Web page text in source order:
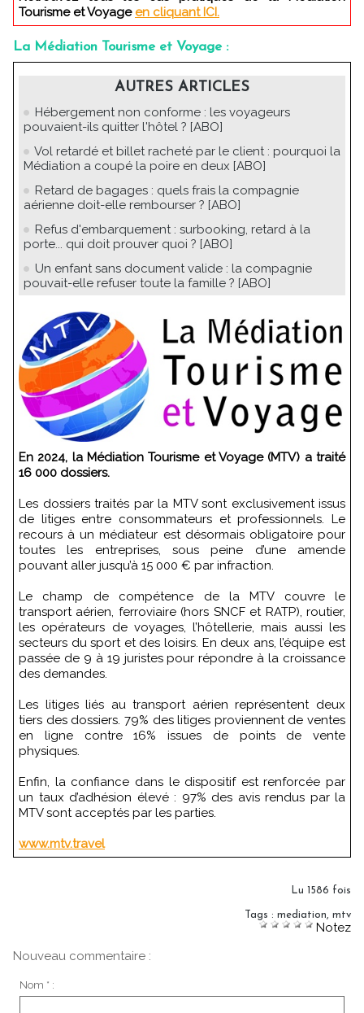
Tourisme et Voyage en cliquant ICI.
La Médiation Tourisme et Voyage :
AUTRES ARTICLES
Hébergement non conforme : les voyageurs
pouvaient-ils quitter l'hôtel ? [ABO]
Vol retardé et billet racheté par le client : pourquoi la
Médiation a coupé la poire en deux [ABO]
Retard de bagages : quels frais la compagnie
aérienne doit-elle rembourser ? [ABO]
Refus d'embarquement : surbooking, retard à la
porte... qui doit prouver quoi ? [ABO]
Un enfant sans document valide : la compagnie
pouvait-elle refuser toute la famille ? [ABO]
En 2024, la Médiation Tourisme et Voyage (MTV) a traité
16 000 dossiers.
Les dossiers traités par la MTV sont exclusivement issus
de litiges entre consommateurs et professionnels. Le
recours à un médiateur est désormais obligatoire pour
toutes les entreprises, sous peine d’une amende
pouvant aller jusqu’à 15 000 € par infraction.
Le champ de compétence de la MTV couvre le
transport aérien, ferroviaire (hors SNCF et RATP), routier,
les opérateurs de voyages, l’hôtellerie, mais aussi les
secteurs du sport et des loisirs. En deux ans, l’équipe est
passée de 9 à 19 juristes pour répondre à la croissance
des demandes.
Les litiges liés au transport aérien représentent deux
tiers des dossiers. 79% des litiges proviennent de ventes
en ligne contre 16% issues de points de vente
physiques.
Enfin, la confiance dans le dispositif est renforcée par
un taux d’adhésion élevé : 97% des avis rendus par la
MTV sont acceptés par les parties.
www.mtv.travel
Lu 1586 fois
Tags : mediation, mtv
Notez
Nouveau commentaire :
Nom * :